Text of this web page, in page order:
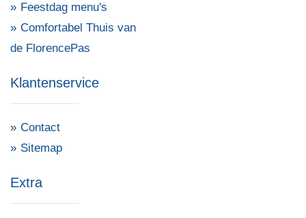
Feestdag menu's
Comfortabel Thuis van
de FlorencePas
Klantenservice
Contact
Sitemap
Extra